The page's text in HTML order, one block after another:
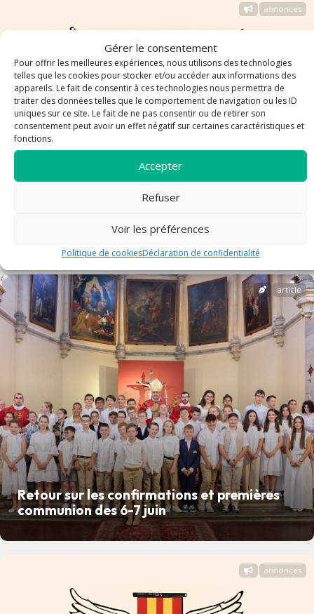
Gérer le consentement
Pour offrir les meilleures expériences, nous utilisons des technologies
telles que les cookies pour stocker et/ou accéder aux informations des
appareils. Le fait de consentir à ces technologies nous permettra de
traiter des données telles que le comportement de navigation ou les ID
uniques sur ce site. Le fait de ne pas consentir ou de retirer son
consentement peut avoir un effet négatif sur certaines caractéristiques et
fonctions.
Accepter
Refuser
Voir les préférences
Politique de cookiesDéclaration de confidentialité
Le Lien n°997- dimanche – 28 juin 2026
annonces
Retour sur les confirmations et premières
communion des 6-7 juin
article
annonces